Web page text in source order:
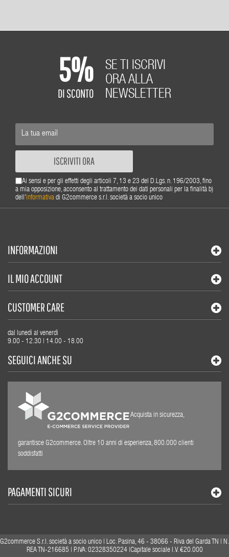
5%
DI SCONTO
SE TI ISCRIVI
ORA ALLA
NEWSLETTER
ISCRIVITI ORA
Ai sensi e per gli effetti degli articoli 7, 13 e 23 del D.Lgs. n. 196/2003, fino
a mia opposizione, acconsento al trattamento dei dati personali per la finalità b)
dell'informativa di G2commerce s.r.l. società a socio unico
INFORMAZIONI
IL MIO ACCOUNT
CUSTOMER CARE
dal lunedì al venerdì
9.00 - 12.30 | 14.00 - 18.00
SEGUICI ANCHE SU
Acquista in sicurezza,
garantisce G2commerce. Oltre 10 anni di esperienza, 800.000 clienti
soddisfatti
PAGAMENTI SICURI
G2commerce S.r.l. società a socio unico | Loc. Pasina, 46 - 38066 - Riva del Garda TN | N.
REA TN-216685 | P.IVA: 02328350224 |Capitale sociale I.V. €20.000